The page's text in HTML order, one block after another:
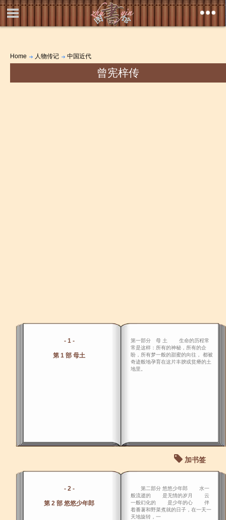
Home 人物传记 中国近代
曾宪梓传
- 1 -
第 1 部 母土
第一部分 母 土 生命的历程常
常是这样：所有的神秘，所有的企
盼，所有梦一般的甜蜜的向往， 都被
奇迹般地孕育在这片丰腴或贫瘠的土
地里。
加书签
- 2 -
第 2 部 悠悠少年郎
第二部分 悠悠少年郎 水一
般流逝的 是无情的岁月 云
一般幻化的 是少年的心 伴
着番薯和野菜煮就的日子，在一天一
天地旋转，一